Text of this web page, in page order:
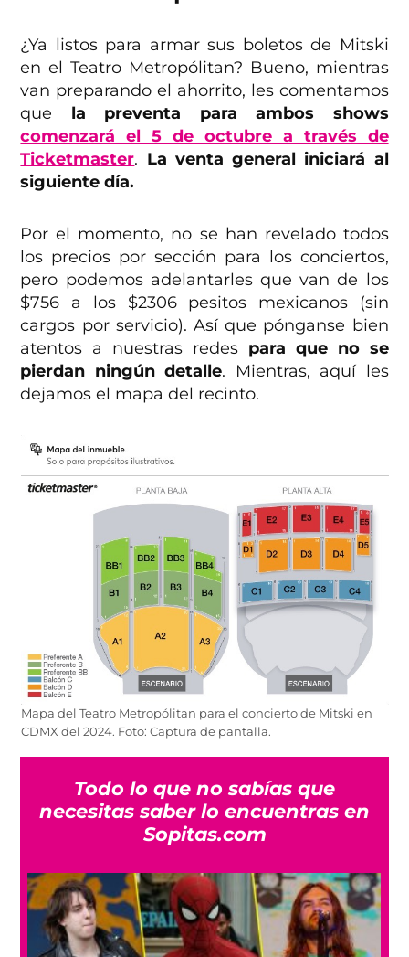
¿Ya listos para armar sus boletos de Mitski
en el Teatro Metropólitan? Bueno, mientras
van preparando el ahorrito, les comentamos
que la preventa para ambos shows
comenzará el 5 de octubre a través de
Ticketmaster. La venta general iniciará al
siguiente día.
Por el momento, no se han revelado todos
los precios por sección para los conciertos,
pero podemos adelantarles que van de los
$756 a los $2306 pesitos mexicanos (sin
cargos por servicio). Así que pónganse bien
atentos a nuestras redes para que no se
pierdan ningún detalle. Mientras, aquí les
dejamos el mapa del recinto.
Mapa del Teatro Metropólitan para el concierto de Mitski en
CDMX del 2024. Foto: Captura de pantalla.
Todo lo que no sabías que
necesitas saber lo encuentras en
Sopitas.com